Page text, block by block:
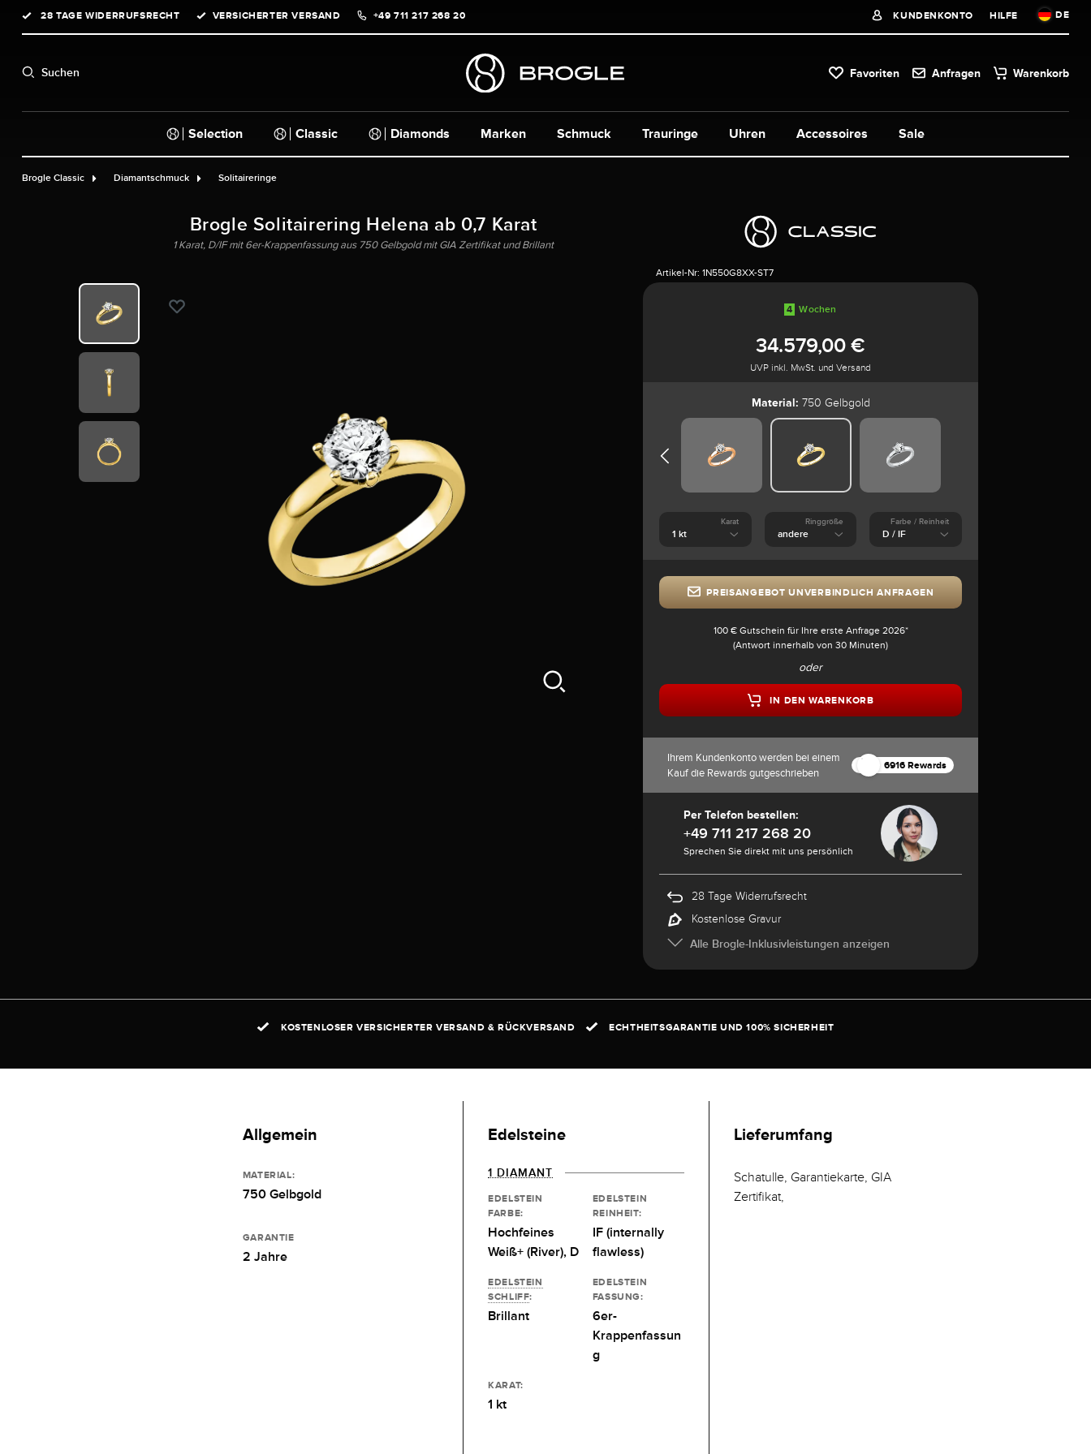
Zur Hauptnavigation springen
28 TAGE WIDERRUFSRECHT VERSICHERTER VERSAND +49 711 217 268 20 KUNDENKONTO HILFE DE
Suchen Favoriten Anfragen Warenkorb
Selection Classic Diamonds Marken Schmuck Uhren Accessoires Sale
Trauringe
Brogle Classic Diamantschmuck Solitaireringe
Brogle Solitairering Helena ab 0,7 Karat
1 Karat, D/IF mit 6er-Krappenfassung aus 750 Gelbgold mit GIA Zertifikat und Brillant
Artikel-Nr: 1N550G8XX-ST7
4 Wochen
34.579,00 €
UVP inkl. MwSt. und Versand
Material: 750 Gelbgold
Karat Ringgröße Farbe / Reinheit
PREISANGEBOT UNVERBINDLICH ANFRAGEN
100 € Gutschein für Ihre erste Anfrage 2026*
(Antwort innerhalb von 30 Minuten)
oder
IN DEN WARENKORB
Ihrem Kundenkonto werden bei einem
Kauf die Rewards gutgeschrieben
6916 Rewards
Per Telefon bestellen:
+49 711 217 268 20
Sprechen Sie direkt mit uns persönlich
28 Tage Widerrufsrecht
Kostenlose Gravur
Alle Brogle-Inklusivleistungen anzeigen
KOSTENLOSER VERSICHERTER VERSAND & RÜCKVERSAND ECHTHEITSGARANTIE UND 100% SICHERHEIT
Allgemein
MATERIAL:
750 Gelbgold
GARANTIE
2 Jahre
Edelsteine
1 DIAMANT
EDELSTEIN
FARBE:
Hochfeines
Weiß+ (River), D
EDELSTEIN
REINHEIT:
IF (internally
flawless)
EDELSTEIN
SCHLIFF:
Brillant
EDELSTEIN
FASSUNG:
6er-
Krappenfassun
g
KARAT:
1 kt
Lieferumfang
Schatulle, Garantiekarte, GIA
Zertifikat,